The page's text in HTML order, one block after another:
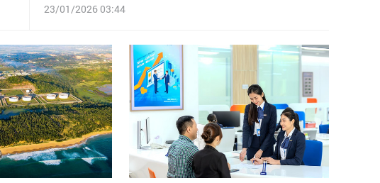
23/01/2026 03:44